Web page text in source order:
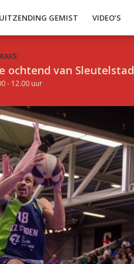
UITZENDING GEMIST VIDEO’S
ochtend van Sleutelstad
- 12.00 uur